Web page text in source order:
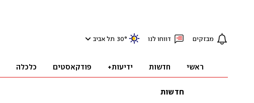
מבזקים דווחו לנו 30° תל אביב
ראשי חדשות ידיעות+ פודקאסטים כלכלה
חדשות